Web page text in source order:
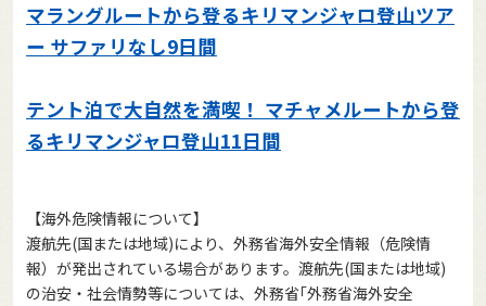
マラングルートから登るキリマンジャロ登山ツア
ー サファリなし9日間
テント泊で大自然を満喫！ マチャメルートから登
るキリマンジャロ登山11日間
【海外危険情報について】
渡航先(国または地域)により、外務省海外安全情報（危険情
報）が発出されている場合があります。渡航先(国または地域)
の治安・社会情勢等については、外務省｢外務省海外安全
1/ 37